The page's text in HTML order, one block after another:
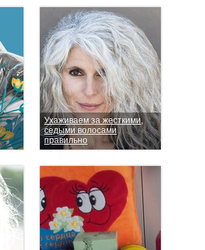
Ухаживаем за жесткими,
седыми волосами
правильно